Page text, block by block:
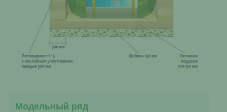
Модельный ряд